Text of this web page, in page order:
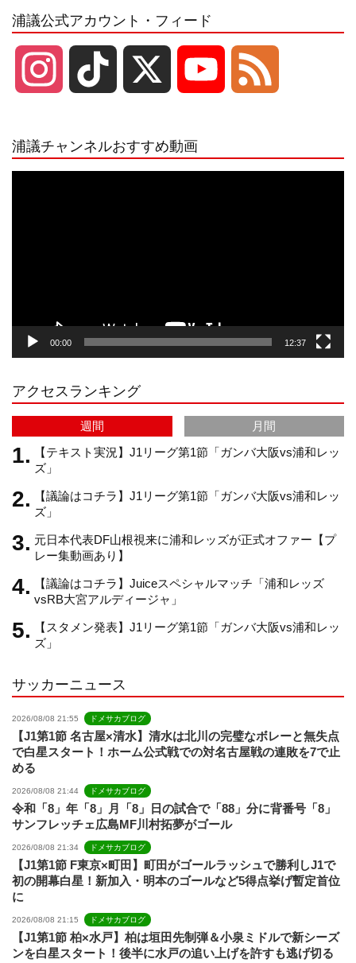
浦議公式アカウント・フィード
r
a
m
e
C
h
a
n
浦議チャンネルおすすめ動画
00:00 12:37
アクセスランキング
週間
月間
【テキスト実況】J1リーグ第1節「ガンバ大阪vs浦和レッ
ズ」
【議論はコチラ】J1リーグ第1節「ガンバ大阪vs浦和レッ
ズ」
元日本代表DF山根視来に浦和レッズが正式オファー【プ
レー集動画あり】
【議論はコチラ】Juiceスペシャルマッチ「浦和レッズ
vsRB大宮アルディージャ」
【スタメン発表】J1リーグ第1節「ガンバ大阪vs浦和レッ
ズ」
サッカーニュース
2026/08/08 21:55 ドメサカブログ
【J1第1節 名古屋×清水】清水は北川の完璧なボレーと無失点
で白星スタート！ホーム公式戦での対名古屋戦の連敗を7で止
める
2026/08/08 21:44 ドメサカブログ
令和「8」年「8」月「8」日の試合で「88」分に背番号「8」
サンフレッチェ広島MF川村拓夢がゴール
2026/08/08 21:34 ドメサカブログ
【J1第1節 F東京×町田】町田がゴールラッシュで勝利しJ1で
初の開幕白星！新加入・明本のゴールなど5得点挙げ暫定首位
に
2026/08/08 21:15 ドメサカブログ
【J1第1節 柏×水戸】柏は垣田先制弾＆小泉ミドルで新シーズ
ンを白星スタート！後半に水戸の追い上げを許すも逃げ切る